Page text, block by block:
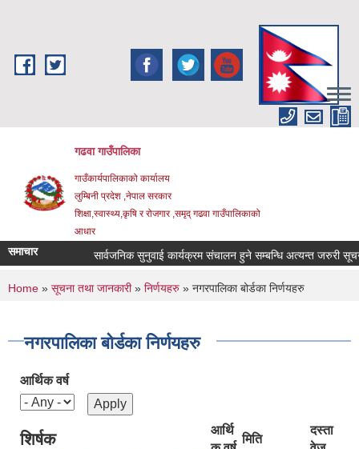
गढवा गाउँपालिका
गाउँकार्यपालिकाको कार्यालय
लुम्बिनी प्रदेश ,नेपाल सरकार
शिक्षा,स्वास्थ्य,कृषि र रोजगार ,समृद् गढवा गाउँपालिकाको
आधार
समाचार सार्वजनिक सुनुवाई कार्यक्रम संचालन हुने सम्बन्धि अत्यन्त जरुरी सूचना।
You are here
Home » सूचना तथा जानकारी» निर्णयहरु » नगरपालिका बोर्डका निर्णयहरु
नगरपालिका बोर्डका निर्णयहरु
आर्थिक वर्ष
शिर्षक
आर्थि
मिति
दस्ता